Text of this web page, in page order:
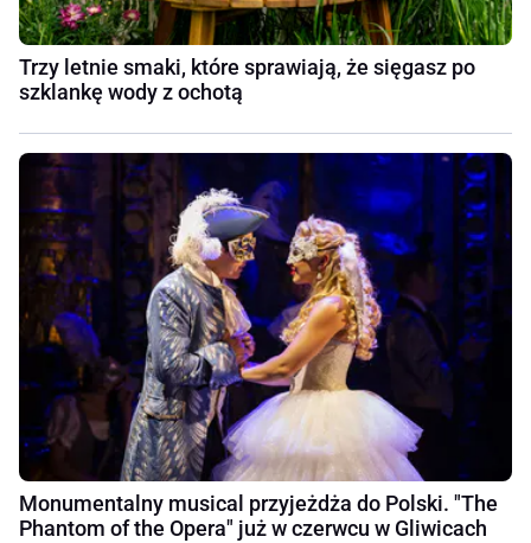
Trzy letnie smaki, które sprawiają, że sięgasz po
szklankę wody z ochotą
Monumentalny musical przyjeżdża do Polski. "The
Phantom of the Opera" już w czerwcu w Gliwicach